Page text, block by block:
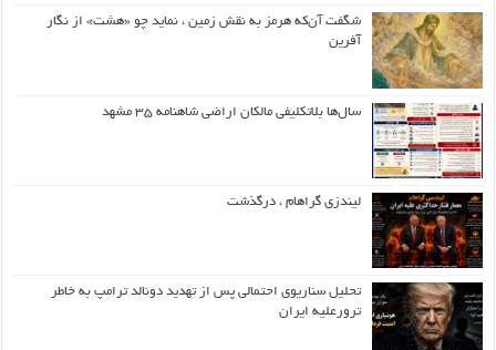
شگفت آن‌که هرمز به نقش زمین ، نماید چو «هشت» از نگار
آفرین
سال‌ها بلاتکلیفی مالکان اراضی شاهنامه ۳۵ مشهد
لیندزی گراهام ، درگذشت
تحلیل سناریوی احتمالی پس از تهدید دونالد ترامپ به خاطر
ترورعلیه ایران